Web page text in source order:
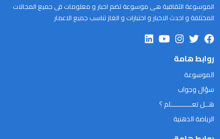
الموسوعة الثقافية هى موسوعة تضم اخبار و معلومات فى جميع المجالات
المختلفة و احدث الاخبار و اختبارات و الغاز تناسب جميع الاعمار
روابط هامة
الموسوعة
سؤال وجواب
هــل تعـــــــــــلم ؟
الرياضة الذهنية